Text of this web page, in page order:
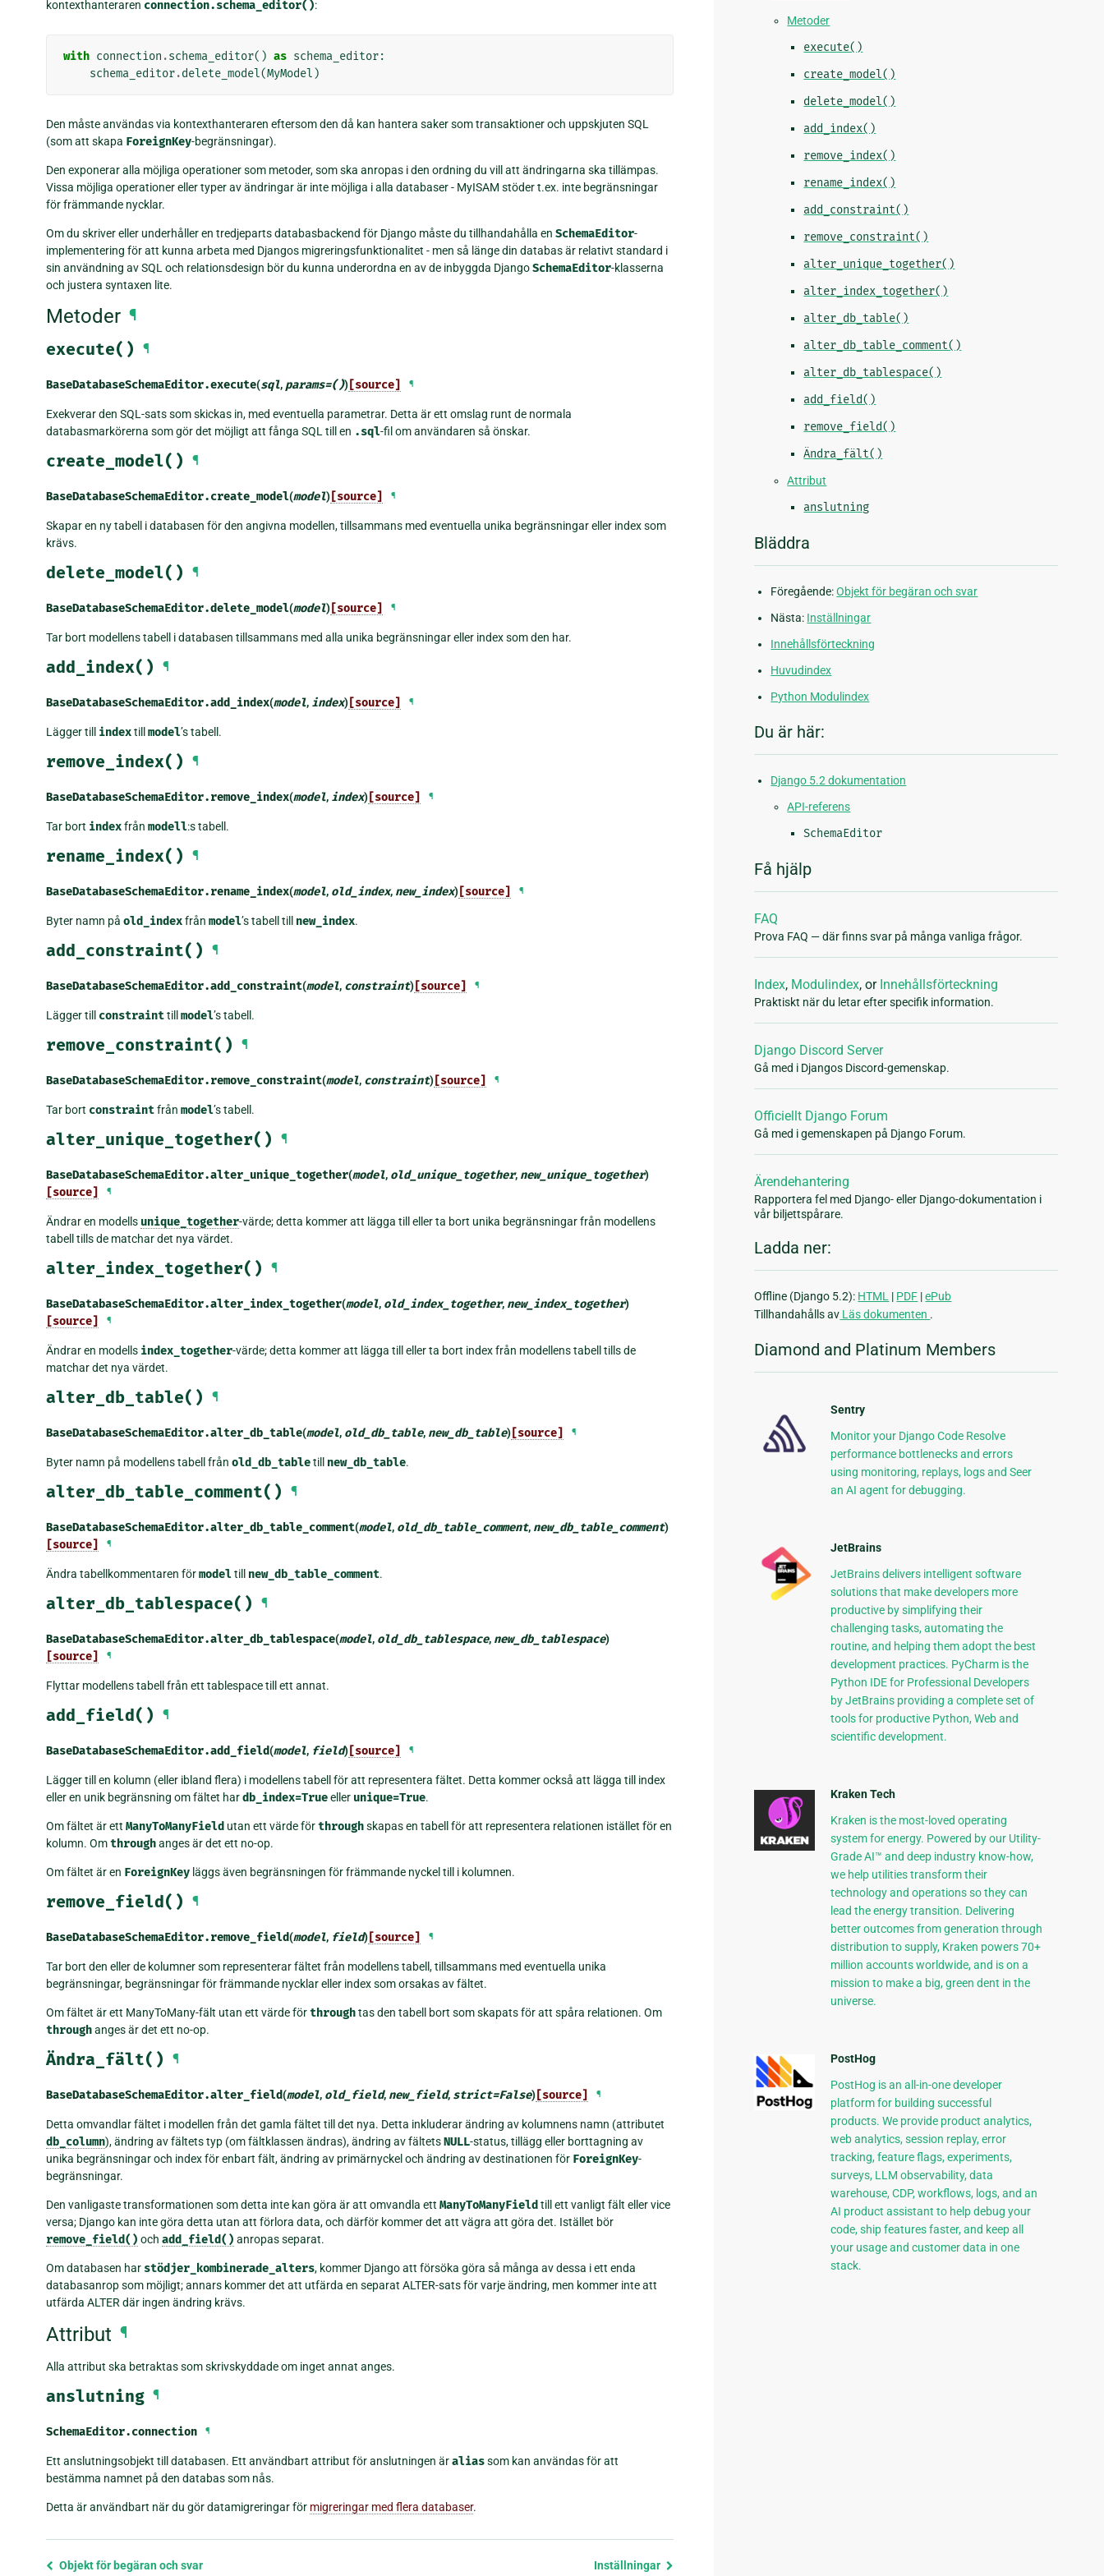
kontexthanteraren connection.schema_editor():
with connection .schema_editor() as schema_editor:
schema_editor.delete_model(MyModel )
Den måste användas via kontexthanteraren eftersom den då kan hantera saker som transaktioner och uppskjuten SQL
(som att skapa ForeignKey-begränsningar).
Den exponerar alla möjliga operationer som metoder, som ska anropas i den ordning du vill att ändringarna ska tillämpas.
Vissa möjliga operationer eller typer av ändringar är inte möjliga i alla databaser - MyISAM stöder t.ex. inte begränsningar
för främmande nycklar.
Om du skriver eller underhåller en tredjeparts databasbackend för Django måste du tillhandahålla en SchemaEditor-
implementering för att kunna arbeta med Djangos migreringsfunktionalitet - men så länge din databas är relativt standard i
sin användning av SQL och relationsdesign bör du kunna underordna en av de inbyggda DjangoSchemaEditor-klasserna
och justera syntaxen lite.
Metoder ¶
execute() ¶
BaseDatabaseSchemaEditor.execute(sql, params=()) [source] ¶
Exekverar den SQL-sats som skickas in, med eventuella parametrar. Detta är ett omslag runt de normala
databasmarkörerna som gör det möjligt att fånga SQL till en .sql-fil om användaren så önskar.
create_model() ¶
BaseDatabaseSchemaEditor.create_model(model) [source] ¶
Skapar en ny tabell i databasen för den angivna modellen, tillsammans med eventuella unika begränsningar eller index som
krävs.
delete_model() ¶
BaseDatabaseSchemaEditor.delete_model(model) [source] ¶
Tar bort modellens tabell i databasen tillsammans med alla unika begränsningar eller index som den har.
add_index() ¶
BaseDatabaseSchemaEditor.add_index(model, index) [source] ¶
Lägger till indextill model’s tabell.
remove_index() ¶
BaseDatabaseSchemaEditor.remove_index(model, index) [source] ¶
Tar bort indexfrån modell:s tabell.
rename_index() ¶
BaseDatabaseSchemaEditor.rename_index(model, old_index, new_index) [source] ¶
Byter namn på old_indexfrån model’s tabell till new_index.
add_constraint() ¶
BaseDatabaseSchemaEditor.add_constraint(model, constraint) [source] ¶
Lägger till constrainttill model’s tabell.
remove_constraint() ¶
BaseDatabaseSchemaEditor.remove_constraint(model, constraint) [source] ¶
Tar bort constraintfrån model’s tabell.
alter_unique_together() ¶
BaseDatabaseSchemaEditor.alter_unique_together(model, old_unique_together, new_unique_together)
[source] ¶
Ändrar en modells unique_together-värde; detta kommer att lägga till eller ta bort unika begränsningar från modellens
tabell tills de matchar det nya värdet.
alter_index_together() ¶
BaseDatabaseSchemaEditor.alter_index_together(model, old_index_together, new_index_together)
[source] ¶
Ändrar en modells index_together-värde; detta kommer att lägga till eller ta bort index från modellens tabell tills de
matchar det nya värdet.
alter_db_table() ¶
BaseDatabaseSchemaEditor.alter_db_table(model, old_db_table, new_db_table) [source] ¶
Byter namn på modellens tabell från old_db_tabletill new_db_table.
alter_db_table_comment() ¶
BaseDatabaseSchemaEditor.alter_db_table_comment(model, old_db_table_comment, new_db_table_comment)
[source] ¶
Ändra tabellkommentaren förmodeltill new_db_table_comment.
alter_db_tablespace() ¶
BaseDatabaseSchemaEditor.alter_db_tablespace(model, old_db_tablespace, new_db_tablespace)
[source] ¶
Flyttar modellens tabell från ett tablespace till ett annat.
add_field() ¶
BaseDatabaseSchemaEditor.add_field(model, field) [source] ¶
Lägger till en kolumn (eller ibland flera) i modellens tabell för att representera fältet. Detta kommer också att lägga till index
eller en unik begränsning om fältet hardb_index=Trueeller unique=True.
Om fältet är ett ManyToManyField utan ett värde förthroughskapas en tabell för att representera relationen istället för en
kolumn. Omthroughanges är det ett no-op.
Om fältet är en ForeignKey läggs även begränsningen för främmande nyckel till i kolumnen.
remove_field() ¶
BaseDatabaseSchemaEditor.remove_field(model, field) [source] ¶
Tar bort den eller de kolumner som representerar fältet från modellens tabell, tillsammans med eventuella unika
begränsningar, begränsningar för främmande nycklar eller index som orsakas av fältet.
Om fältet är ett ManyToMany-fält utan ett värde förthroughtas den tabell bort som skapats för att spåra relationen. Om
throughanges är det ett no-op.
Ändra_fält() ¶
BaseDatabaseSchemaEditor.alter_field(model, old_field, new_field, strict=False) [source] ¶
Detta omvandlar fältet i modellen från det gamla fältet till det nya. Detta inkluderar ändring av kolumnens namn (attributet
db_column), ändring av fältets typ (om fältklassen ändras), ändring av fältetsNULL-status, tillägg eller borttagning av
unika begränsningar och index för enbart fält, ändring av primärnyckel och ändring av destinationen för ForeignKey-
begränsningar.
Den vanligaste transformationen som detta inte kan göra är att omvandla ett ManyToManyField till ett vanligt fält eller vice
versa; Django kan inte göra detta utan att förlora data, och därför kommer det att vägra att göra det. Istället bör
remove_field() och add_field() anropas separat.
Om databasen har stödjer_kombinerade_alters, kommer Django att försöka göra så många av dessa i ett enda
databasanrop som möjligt; annars kommer det att utfärda en separat ALTER-sats för varje ändring, men kommer inte att
utfärda ALTER där ingen ändring krävs.
Attribut ¶
Alla attribut ska betraktas som skrivskyddade om inget annat anges.
anslutning ¶
SchemaEditor.connection ¶
Ett anslutningsobjekt till databasen. Ett användbart attribut för anslutningen äraliassom kan användas för att
bestämma namnet på den databas som nås.
Detta är användbart när du gör datamigreringar för migreringar med flera databaser.
Föregående
Objekt för begäran och svar Inställningar
Metoder
execute()
create_model()
delete_model()
add_index()
remove_index()
rename_index()
add_constraint()
remove_constraint()
alter_unique_together()
alter_index_together()
alter_db_table()
alter_db_table_comment()
alter_db_tablespace()
add_field()
remove_field()
Ändra_fält()
Attribut
anslutning
Bläddra
Föregående:Objekt för begäran och svar
Nästa: Inställningar
Innehållsförteckning
Huvudindex
Python Modulindex
Du är här:
Django 5.2 dokumentation
API-referens
SchemaEditor
Få hjälp
FAQ
Prova FAQ — där finns svar på många vanliga frågor.
Index, Modulindex, or Innehållsförteckning
Praktiskt när du letar efter specifik information.
Django Discord Server
Gå med i Djangos Discord-gemenskap.
Officiellt Django Forum
Gå med i gemenskapen på Django Forum.
Ärendehantering
Rapportera fel med Django- eller Django-dokumentation i
vår biljettspårare.
Ladda ner:
Offline (Django 5.2): HTML | PDF |ePub
Tillhandahålls av Läs dokumenten .
Diamond and Platinum Members
Sentry
Monitor your Django Code Resolve
performance bottlenecks and errors
using monitoring, replays, logs and Seer
an AI agent for debugging.
JetBrains
JetBrains delivers intelligent software
solutions that make developers more
productive by simplifying their
challenging tasks, automating the
routine, and helping them adopt the best
development practices. PyCharm is the
Python IDE for Professional Developers
by JetBrains providing a complete set of
tools for productive Python, Web and
scientific development.
Kraken Tech
Kraken is the most-loved operating
system for energy. Powered by our Utility-
Grade AI™ and deep industry know-how,
we help utilities transform their
technology and operations so they can
lead the energy transition. Delivering
better outcomes from generation through
distribution to supply, Kraken powers 70+
million accounts worldwide, and is on a
mission to make a big, green dent in the
universe.
PostHog
PostHog is an all-in-one developer
platform for building successful
products. We provide product analytics,
web analytics, session replay, error
tracking, feature flags, experiments,
surveys, LLM observability, data
warehouse, CDP, workflows, logs, and an
AI product assistant to help debug your
code, ship features faster, and keep all
your usage and customer data in one
stack.